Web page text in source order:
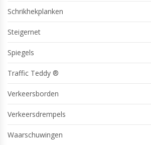
Schrikhekplanken
Steigernet
Spiegels
Traffic Teddy ®
Verkeersborden
Verkeersdrempels
Waarschuwingen